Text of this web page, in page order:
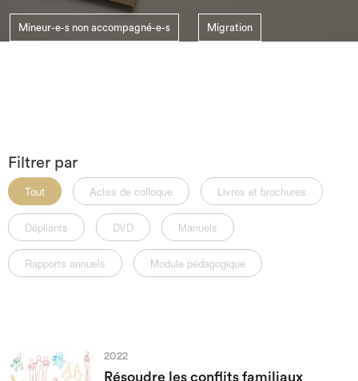
Mineur-e-s non accompagné-e-s Migration
Filtrer par
Tout Actes de colloque Livres et brochures
Dépliants DVD Manuels
Rapports annuels Module pédagogique
2022
Résoudre les conflits familiaux